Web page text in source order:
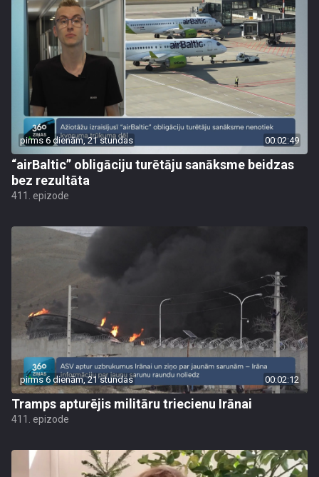
pirms 6 dienām, 21 stundas 00:02:49
“airBaltic” obligāciju turētāju sanāksme beidzas
bez rezultāta
411. epizode
pirms 6 dienām, 21 stundas 00:02:12
Tramps apturējis militāru triecienu Irānai
411. epizode